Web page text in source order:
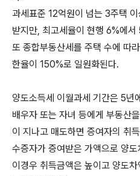
과세표준 12억원이 넘는 3주택
받지만, 최고세율이 현행 6%에서
또 종합부동산세를 주택 수에 따
한율이 150%로 일원화된다.
양도소득세 이월과세 기간은 5년
배우자 또는 자녀 등에게 부동산
이 지나고 매도하면 증여자의 취
수증자가 증여받은 가액으로 양
이경우 취득금액은 높이고 양도